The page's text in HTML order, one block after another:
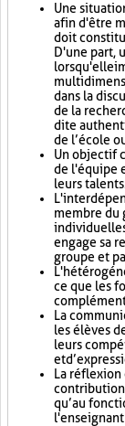
Une
afin d'être
doit
D'une part,
lorsqu'elle
dans la
de la
dite
de l’école
Un objectif
de l'équipe
leurs talents.
membre du
engage sa
groupe et
ce que les
La
les élèves
leurs
et
La
contribution
qu’au